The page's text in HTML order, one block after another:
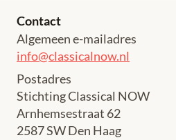
Contact
Algemeen e-mailadres
info@classicalnow.nl
Postadres
Stichting Classical NOW
Arnhemsestraat 62
2587 SW Den Haag